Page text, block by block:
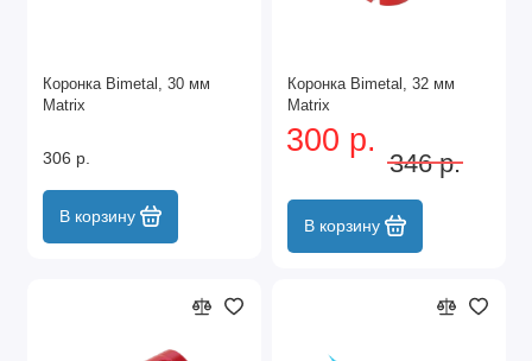
Коронка Bimetal, 30 мм
Matrix
306 р.
В корзину
Коронка Bimetal, 32 мм
Matrix
300 р.
346 р.
В корзину